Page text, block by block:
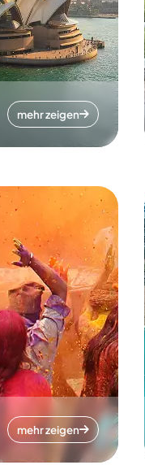
mehr zeigen
mehr zeigen